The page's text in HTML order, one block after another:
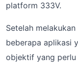
platform 333V.
Setelah
beberapa aplikasi
objektif yang perlu